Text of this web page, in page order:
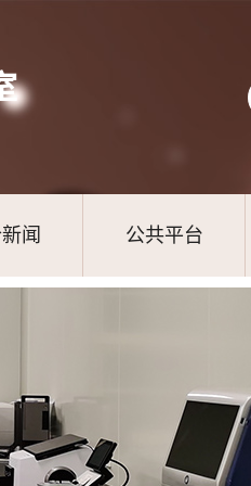
闻 公共平台